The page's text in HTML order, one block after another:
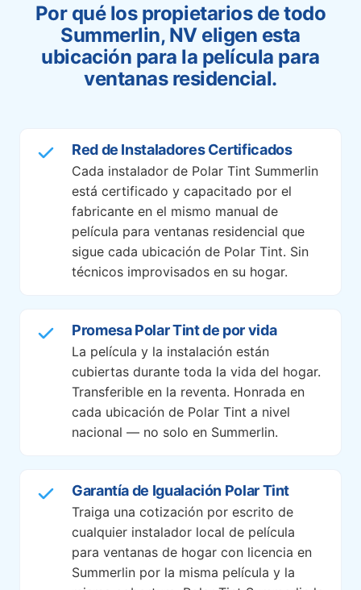
Por qué los propietarios de todo
Summerlin, NV eligen esta
ubicación para la película para
ventanas residencial.
Red de Instaladores Certificados
Cada instalador de Polar Tint Summerlin
está certificado y capacitado por el
fabricante en el mismo manual de
película para ventanas residencial que
sigue cada ubicación de Polar Tint. Sin
técnicos improvisados en su hogar.
Promesa Polar Tint de por vida
La película y la instalación están
cubiertas durante toda la vida del hogar.
Transferible en la reventa. Honrada en
cada ubicación de Polar Tint a nivel
nacional — no solo en Summerlin.
Garantía de Igualación Polar Tint
Traiga una cotización por escrito de
cualquier instalador local de película
para ventanas de hogar con licencia en
Summerlin por la misma película y la